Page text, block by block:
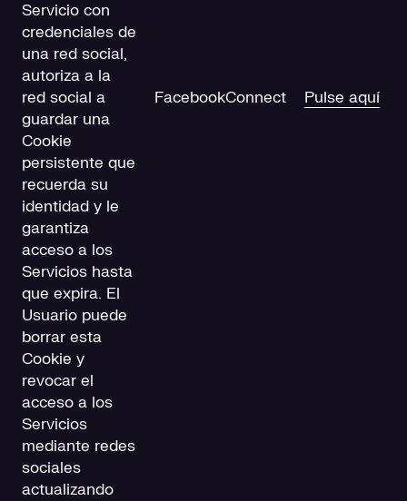
Servicio con
credenciales de
una red social,
autoriza a la
red social a
guardar una
Cookie
persistente que
recuerda su
identidad y le
garantiza
acceso a los
Servicios hasta
que expira. El
Usuario puede
borrar esta
Cookie y
revocar el
acceso a los
Servicios
mediante redes
sociales
actualizando
FacebookConnect Pulse aquí